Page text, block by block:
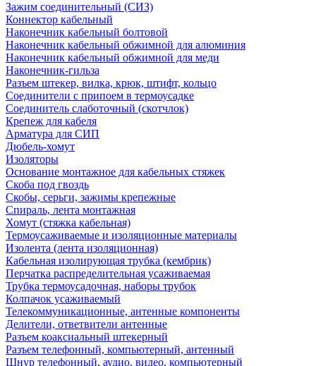
Зажим соединительный (СИЗ)
Коннектор кабельный
Наконечник кабельный болтовой
Наконечник кабельный обжимной для алюминия
Наконечник кабельный обжимной для меди
Наконечник-гильза
Разъем штекер, вилка, крюк, штифт, кольцо
Соединители с припоем в термоусадке
Соединитель слаботочный (скотчлок)
Крепеж для кабеля
Арматура для СИП
Дюбель-хомут
Изоляторы
Основание монтажное для кабельных стяжек
Скоба под гвоздь
Скобы, серьги, зажимы крепежные
Спираль, лента монтажная
Хомут (стяжка кабельная)
Термоусаживаемые и изоляционные материалы
Изолента (лента изоляционная)
Кабельная изолирующая трубка (кембрик)
Перчатка распределительная усаживаемая
Трубка термоусадочная, наборы трубок
Колпачок усаживаемый
Телекоммуникационные, антенные компоненты
Делители, ответвители антенные
Разъем коаксиальный штекерный
Разъем телефонный, компьютерный, антенный
Шнур телефонный, аудио, видео, компьютерный